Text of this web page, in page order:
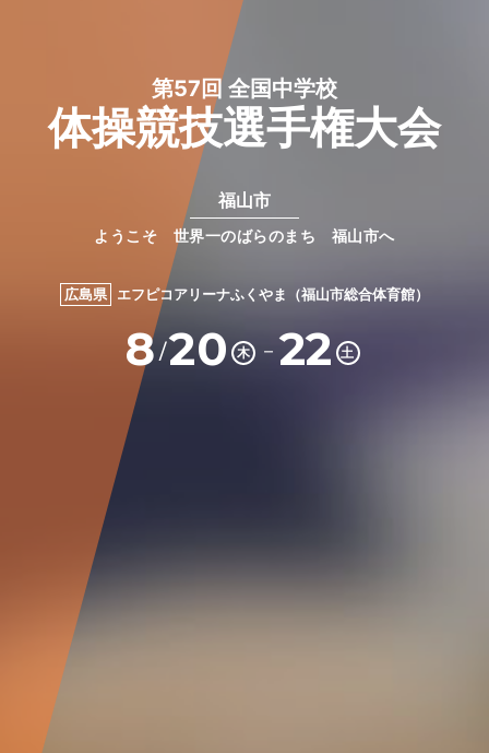
第57回 全国中学校
体操競技選手権大会
福山市
ようこそ 世界一のばらのまち 福山市へ
広島県 エフピコアリーナふくやま（福山市総合体育館）
8/20 木 － 22 土